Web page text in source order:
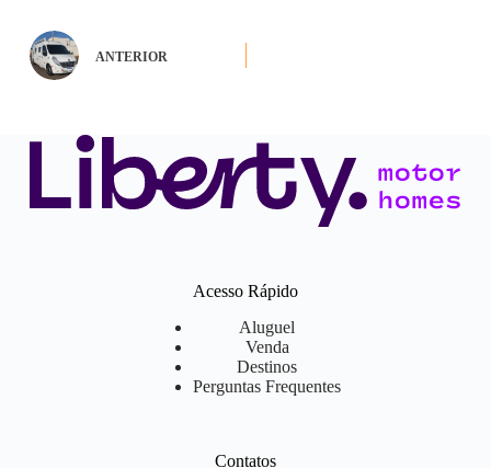
ANTERIOR
Acesso Rápido
Aluguel
Venda
Destinos
Perguntas Frequentes
Contatos